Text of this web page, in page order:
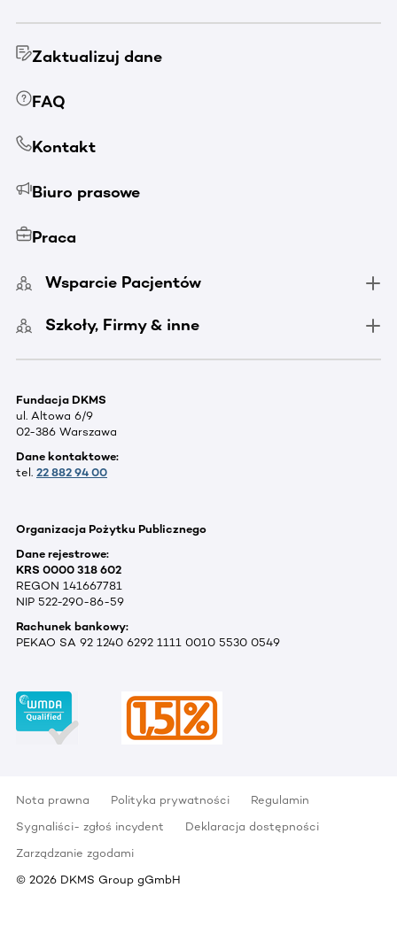
Zaktualizuj dane
FAQ
Kontakt
Biuro prasowe
Praca
Wsparcie Pacjentów
Szkoły, Firmy & inne
Fundacja DKMS
ul. Altowa 6/9
02-386 Warszawa
Dane kontaktowe:
tel. 22 882 94 00
Organizacja Pożytku Publicznego
Dane rejestrowe:
KRS 0000 318 602
REGON 141667781
NIP 522-290-86-59
Rachunek bankowy:
PEKAO SA 92 1240 6292 1111 0010 5530 0549
Nota prawna Polityka prywatności
Regulamin
Sygnaliści- zgłoś incydent
Deklaracja dostępności
Zarządzanie zgodami
© 2026 DKMS Group gGmbH